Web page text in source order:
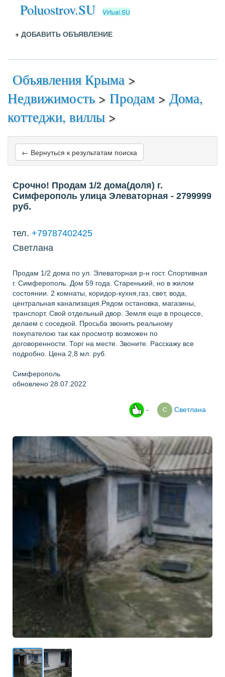
Poluostrov.SU Virtual.SU
+ ДОБАВИТЬ ОБЪЯВЛЕНИЕ
Объявления Крыма >
Недвижимость> Продам > Дома,
коттеджи, виллы >
← Вернуться к результатам поиска
Срочно! Продам 1/2 дома(доля) г.
Симферополь улица Элеваторная - 2799999
руб.
тел. +79787402425
Светлана
Продам 1/2 дома по ул. Элеваторная р-н гост. Спортивная
г. Симферополь. Дом 59 года. Старенький, но в жилом
состоянии. 2 комнаты, коридор-кухня,газ, свет, вода,
центральная канализация.Рядом остановка, магазины,
транспорт. Свой отдельный двор. Земля еще в процессе,
делаем с соседкой. Просьба звонить реальному
покупателою так как просмотр возможен по
договоренности. Торг на месте. Звоните. Расскажу все
подробно. Цена 2,8 мл. руб.
Симферополь
обновлено 28.07.2022
- Светлана